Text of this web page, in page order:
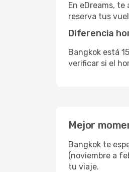
En eDreams,
reserva tus
Diferencia
Bangkok está
verificar si el
Mejor
Bangkok te
(noviembre a
tu viaje.